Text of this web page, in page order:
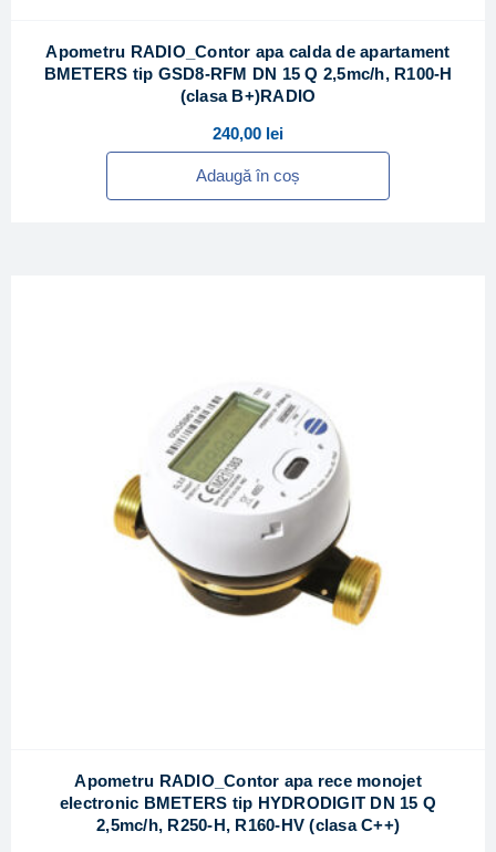
Apometru RADIO_Contor apa calda de apartament
BMETERS tip GSD8-RFM DN 15 Q 2,5mc/h, R100-H
(clasa B+)RADIO
240,00 lei
Adaugă în coș
Apometru RADIO_Contor apa rece monojet
electronic BMETERS tip HYDRODIGIT DN 15 Q
2,5mc/h, R250-H, R160-HV (clasa C++)